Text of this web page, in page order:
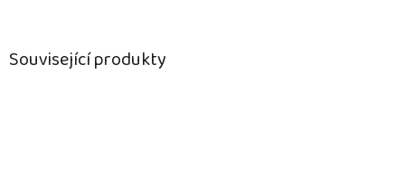
Související produkty